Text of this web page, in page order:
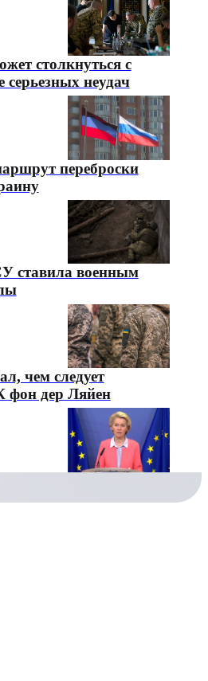
столкнуться с
серьезных неудач
переброски
ставила военным
чем следует
фон дер Ляйен